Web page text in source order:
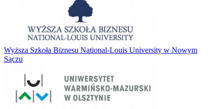
Wyższa Szkoła Biznesu National-Louis University w Nowym
Sączu